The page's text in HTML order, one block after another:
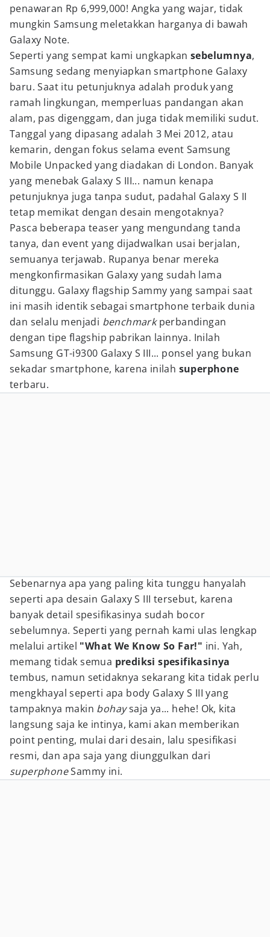
penawaran Rp 6,999,000! Angka yang wajar, tidak
mungkin Samsung meletakkan harganya di bawah
Galaxy Note.
Seperti yang sempat kami ungkapkan sebelumnya,
Samsung sedang menyiapkan smartphone Galaxy
baru. Saat itu petunjuknya adalah produk yang
ramah lingkungan, memperluas pandangan akan
alam, pas digenggam, dan juga tidak memiliki sudut.
Tanggal yang dipasang adalah 3 Mei 2012, atau
kemarin, dengan fokus selama event Samsung
Mobile Unpacked yang diadakan di London. Banyak
yang menebak Galaxy S III... namun kenapa
petunjuknya juga tanpa sudut, padahal Galaxy S II
tetap memikat dengan desain mengotaknya?
Pasca beberapa teaser yang mengundang tanda
tanya, dan event yang dijadwalkan usai berjalan,
semuanya terjawab. Rupanya benar mereka
mengkonfirmasikan Galaxy yang sudah lama
ditunggu. Galaxy flagship Sammy yang sampai saat
ini masih identik sebagai smartphone terbaik dunia
dan selalu menjadi benchmarkperbandingan
dengan tipe flagship pabrikan lainnya. Inilah
Samsung GT-i9300 Galaxy S III... ponsel yang bukan
sekadar smartphone, karena inilah superphone
terbaru.
Sebenarnya apa yang paling kita tunggu hanyalah
seperti apa desain Galaxy S III tersebut, karena
banyak detail spesifikasinya sudah bocor
sebelumnya. Seperti yang pernah kami ulas lengkap
melalui artikel "What We Know So Far!" ini. Yah,
memang tidak semua prediksi spesifikasinya
tembus, namun setidaknya sekarang kita tidak perlu
mengkhayal seperti apa body Galaxy S III yang
tampaknya makin bohaysaja ya... hehe! Ok, kita
langsung saja ke intinya, kami akan memberikan
point penting, mulai dari desain, lalu spesifikasi
resmi, dan apa saja yang diunggulkan dari
superphoneSammy ini.